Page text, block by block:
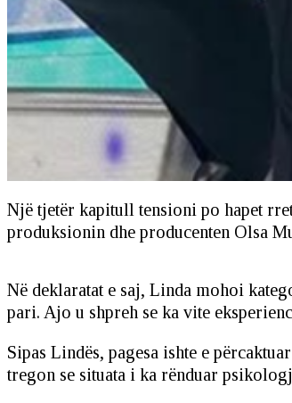
Një tjetër kapitull tensioni po hapet
produksionin dhe producenten Olsa
Në deklaratat e saj, Linda mohoi
pari. Ajo u shpreh se ka vite
Sipas Lindës, pagesa ishte e
tregon se situata i ka rënduar